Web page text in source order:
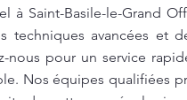
à Saint-Basile-le-Grand
techniques avancées et
nous pour un service
Nos équipes qualifiées